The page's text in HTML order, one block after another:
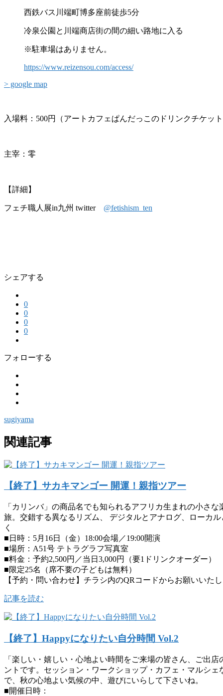
西鉄バス川端町博多座前徒歩5分
冷泉公園と川端商店街の間の細い路地に入る
※駐車場はありません。
https://www.reizensou.com/access/
> google map
入場料：500円（アートカフェぱんだっこのドリンクチケッ
主宰：零
【詳細】
フェチ職人展in九州 twitter @fetishism_ten
シェアする
0
0
0
0
フォローする
sugiyama
関連記事
【終了】サカキマンゴー 開運！親指ツアー
「カリンバ」の商品名でも知られるアフリカ生まれの小さ
旅。交錯する異なるリズム、 デジタルとアナログ、ローカ
く
■日時：5月16日（金）18:00会場／19:00開演
■場所：A51号 テトラグラフ写真室
■料金：予約2,500円／当日3,000円（要1ドリンクオーダー）
■限定25名（席不要の子どもは無料）
【予約・問い合わせ】チラシ内のQRコードからお願いいた
記事を読む
【終了】Happyになりたい自分時間 Vol.2
「楽しい・嬉しい・心地よい時間をご来場の皆さん、ご出
ントです。セッション・ワークショップ・カフェ・マルシ
で、秋の心地よい気候の中、遊びにいらして下さいね。
■開催日時：